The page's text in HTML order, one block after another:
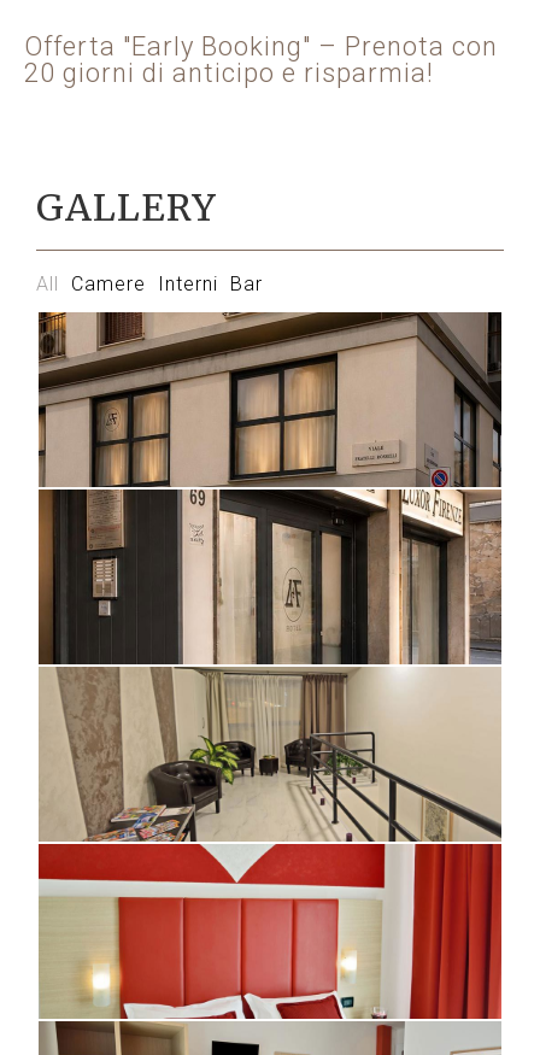
Risparmia con minimum 3 notti !!!
GALLERY
All Camere Interni Bar